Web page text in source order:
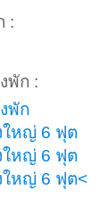
:
พัก :
พัก
ใหญ่ 6 ฟุต
ใหญ่ 6 ฟุต
ใหญ่ 6 ฟุต<